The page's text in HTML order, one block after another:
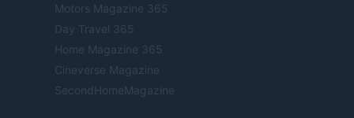
Motors Magazine 365
Day Travel 365
Home Magazine 365
Cineverse Magazine
SecondHomeMagazine